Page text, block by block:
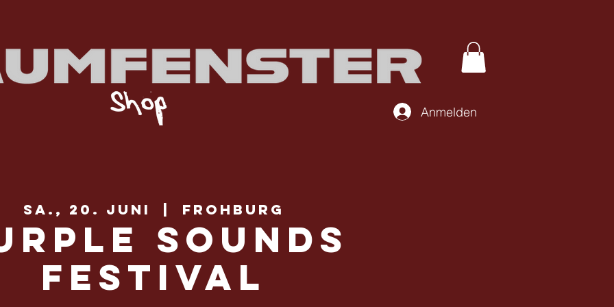
Anmelden
Sa., 20. Juni Frohburg
Sounds
Festival